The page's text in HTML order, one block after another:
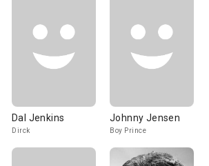
Dal Jenkins
Dirck
Johnny Jensen
Boy Prince